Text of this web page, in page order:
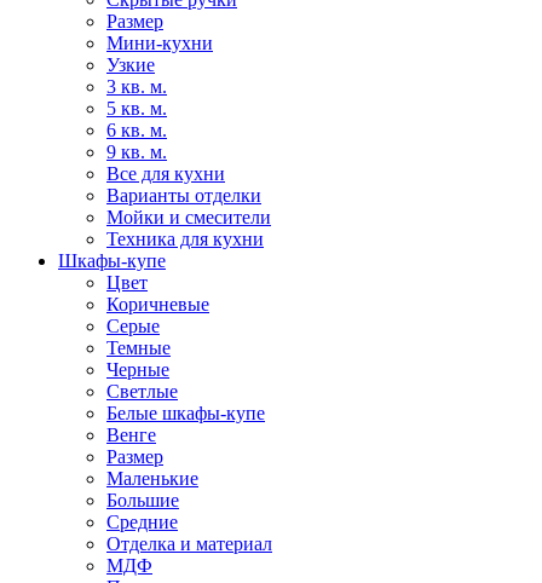
Размер
Мини-кухни
Узкие
3 кв. м.
5 кв. м.
6 кв. м.
9 кв. м.
Все для кухни
Варианты отделки
Мойки и смесители
Техника для кухни
Шкафы-купе
Цвет
Коричневые
Серые
Темные
Черные
Светлые
Белые шкафы-купе
Венге
Размер
Маленькие
Большие
Средние
Отделка и материал
МДФ